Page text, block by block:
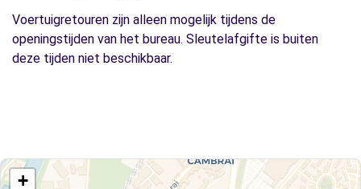
Voertuigretouren zijn alleen mogelijk tijdens de
openingstijden van het bureau. Sleutelafgifte is buiten
deze tijden niet beschikbaar.
+